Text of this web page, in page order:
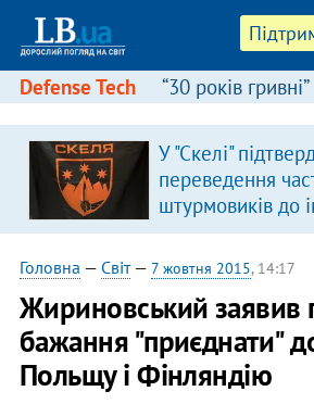
Defense Tech “30 років гривні”
У "Скелі"
переведення
штурмовиків до
підрозділів
Головна — Світ— 7 жовтня 2015, 14:17
Жириновський заявив
бажання "приєднати"
Польщу і Фінляндію